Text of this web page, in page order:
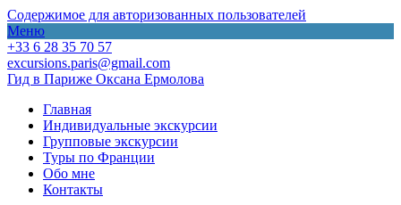
Содержимое для авторизованных пользователей
Меню
+33 6 28 35 70 57
excursions.paris@gmail.com
Гид в Париже Оксана Ермолова
Главная
Индивидуальные экскурсии
Групповые экскурсии
Туры по Франции
Обо мне
Контакты